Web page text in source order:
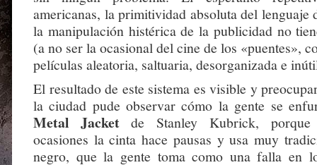
americanas, la primitividad absoluta del lenguaje
la manipulación histérica de la publicidad no
(a no ser la ocasional del cine de los «puentes»,
películas aleatoria, saltuaria, desorganizada e
El resultado de este sistema es visible y
la ciudad pude observar cómo la gente se
Metal Jacketde Stanley Kubrick, porque
ocasiones la cinta hace pausas y usa muy
negro, que la gente toma como una falla en